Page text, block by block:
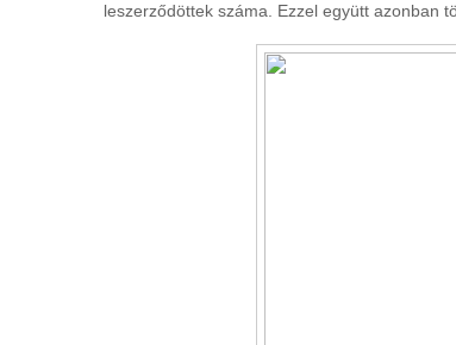
leszerződöttek száma. Ezzel együtt azonban